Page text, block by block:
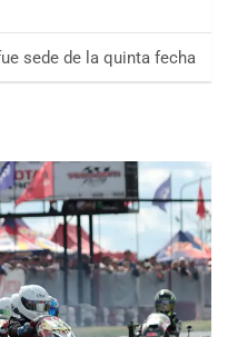
sede de la quinta fecha